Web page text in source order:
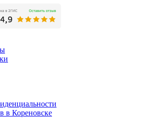
в Кореновске